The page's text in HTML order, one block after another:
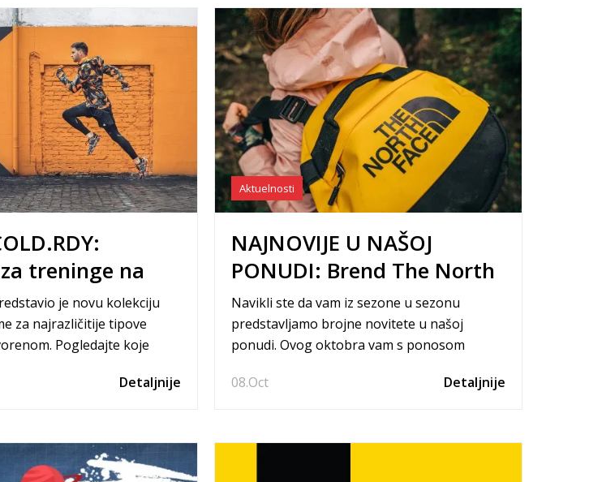
treninge na
je novu kolekciju
za najrazličitije tipove
Pogledajte koje
Detaljnije
Aktuelnosti
NAJNOVIJE U NAŠOJ
PONUDI: Brend The North
Face
Navikli ste da vam iz sezone u sezonu
predstavljamo brojne novitete u našoj
ponudi. Ovog oktobra vam s ponosom
08.Oct Detaljnije